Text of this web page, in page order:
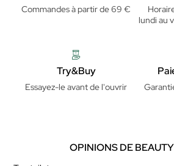
Commandes à partir de 69 €
lundi au
Try&Buy
Essayez-le avant de l'ouvrir
OPINIONS DE